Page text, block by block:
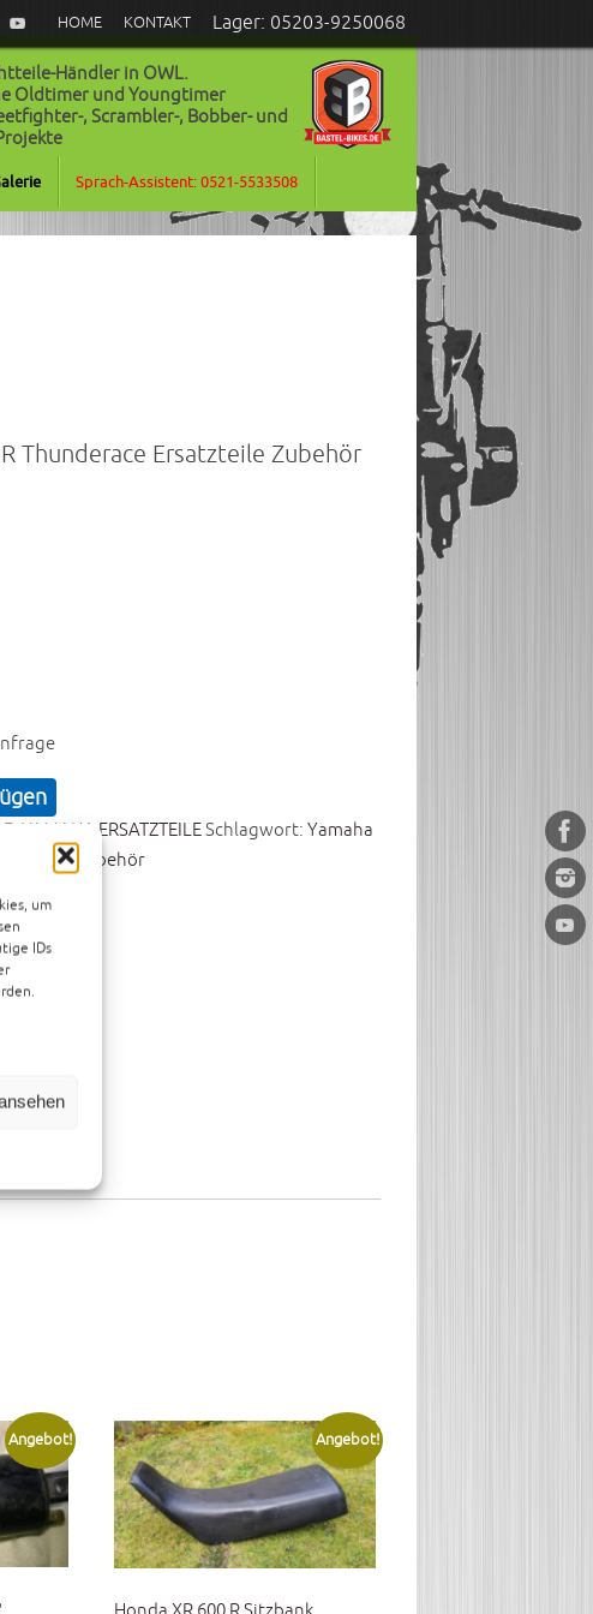
um
IDs
HOME KONTAKT Lager: 05203-9250068
Händler in OWL.
Oldtimer und Youngtimer
, Scrambler-, Bobber- und
Sprach-Assistent: 0521-5533508
Thunderace Ersatzteile Zubehör
, YAMAHA ERSATZTEILESchlagwort: Yamaha
Zubehör
Angebot! Angebot!